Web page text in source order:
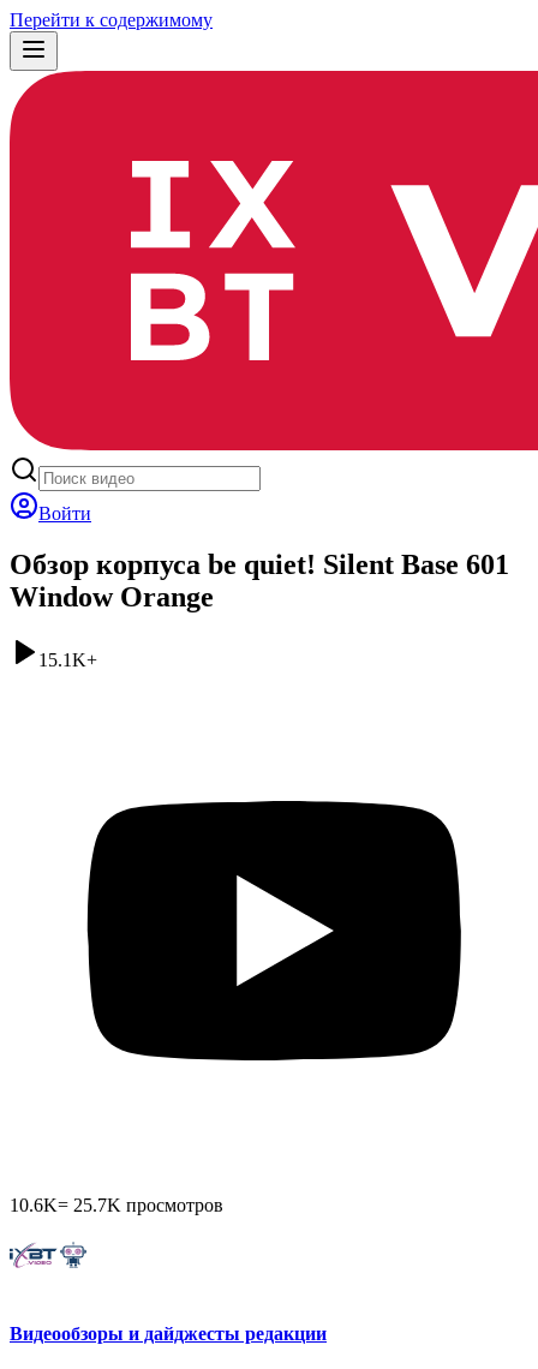
Перейти к содержимому
Войти
Обзор корпуса be quiet! Silent Base 601
Window Orange
15.1K+
10.6K= 25.7K просмотров
Видеообзоры и дайджесты редакции